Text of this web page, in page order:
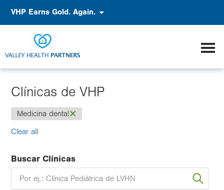
VHP Earns Gold. Again.
Clínicas de VHP
(-)
Medicina dental
Clear all
Buscar Clínicas